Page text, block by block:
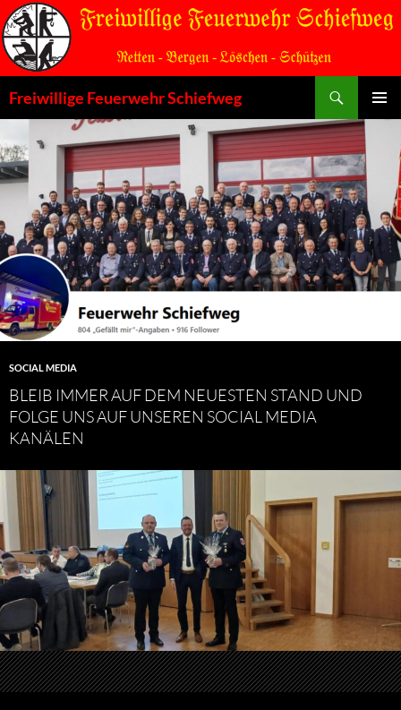
Zum
Inhalt
springen
Freiwillige Feuerwehr Schiefweg
MENÜ
SOCIAL MEDIA
BLEIB IMMER AUF DEM NEUESTEN STAND UND
FOLGE UNS AUF UNSEREN SOCIAL MEDIA
KANÄLEN